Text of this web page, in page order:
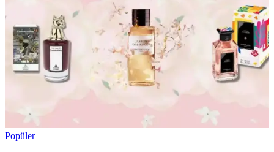
Popüler